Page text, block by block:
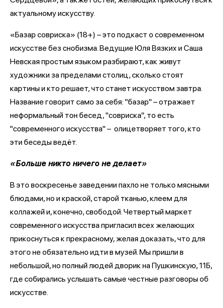
актуальному искусству.
«Базар совриска» (18+) – это подкаст о современном
искусстве без снобизма. Ведущие Юля Вязких и Саша
Невская простым языком разбирают, как живут
художники за пределами столиц, сколько стоят
картины и кто решает, что станет искусством завтра.
Название говорит само за себя: "базар" – отражает
неформальный тон бесед, "совриска", то есть
"современного искусства" – олицетворяет того, кто
эти беседы ведёт.
«Больше никто ничего не делает»
В это воскресенье заведении пахло не только мясными
блюдами, но и краской, старой тканью, клеем для
коллажей и, конечно, свободой. Четвертый маркет
современного искусства пригласил всех желающих
прикоснуться к прекрасному, желая доказать, что для
этого не обязательно идти в музей. Мы пришли в
небольшой, но полный людей дворик на Пушкинскую, 11Б,
где собирались услышать самые честные разговоры об
искусстве.